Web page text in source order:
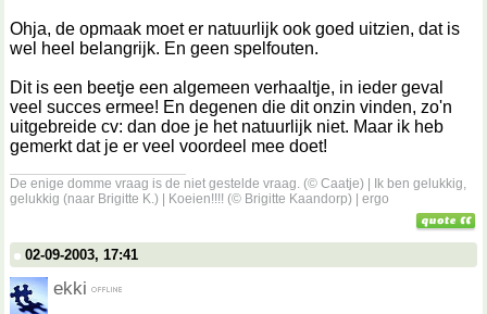
Ohja, de opmaak moet er natuurlijk ook goed uitzien, dat is
wel heel belangrijk. En geen spelfouten.
Dit is een beetje een algemeen verhaaltje, in ieder geval
veel succes ermee! En degenen die dit onzin vinden, zo'n
uitgebreide cv: dan doe je het natuurlijk niet. Maar ik heb
gemerkt dat je er veel voordeel mee doet!
De enige domme vraag is de niet gestelde vraag. (© Caatje) | Ik ben gelukkig,
gelukkig (naar Brigitte K.) | Koeien!!!! (© Brigitte Kaandorp) | ergo
02-09-2003, 17:41
ekki